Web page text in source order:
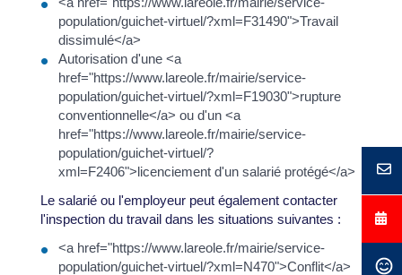
population/guichet-virtuel/?xml=F31490">Travail
dissimulé</a>
Autorisation d'une <a
href="https://www.lareole.fr/mairie/service-
population/guichet-virtuel/?xml=F19030">rupture
conventionnelle</a> ou d'un <a
href="https://www.lareole.fr/mairie/service-
population/guichet-virtuel/?
xml=F2406">licenciement d'un salarié protégé</a>
Le salarié ou l'employeur peut également contacter
l'inspection du travail dans les situations suivantes :
<a href="https://www.lareole.fr/mairie/service-
population/guichet-virtuel/?xml=N470">Conflit</a>